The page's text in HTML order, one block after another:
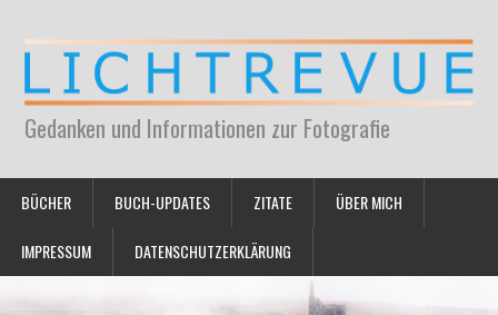
Gedanken und Informationen zur Fotografie
BÜCHER BUCH-UPDATES ZITATE ÜBER MICH
IMPRESSUM DATENSCHUTZERKLÄRUNG